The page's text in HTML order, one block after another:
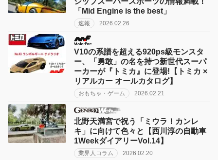
「Mid Engine is the best」
速報 2026.02.26
V10の系譜を超える920ps級モンスタ
ー、「勇敢」の名を持つ新世代スーパ
ーカーが『トミカ』に登場!【トミカ ×
リアルカー オールカタログ】
おもちゃ・ゲーム 2026.02.21
北野天満宮で祝う「ミウラ！カンレ
キ」に向けて色々と【西川淳の自動車
1WeekダイアリーVol.14】
業界人コラム 2026.02.20